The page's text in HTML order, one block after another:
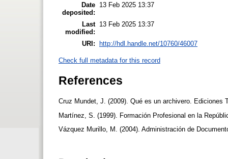
Date
deposited:
13 Feb 2025 13:37
Last
modified:
13 Feb 2025 13:37
URI: http://hdl.handle.net/10760/46007
Check full metadata for this record
References
Cruz Mundet, J. (2009). Qué es un archivero. Ediciones
Martínez, S. (1999). Formación Profesional en la
Vázquez Murillo, M. (2004). Administración de